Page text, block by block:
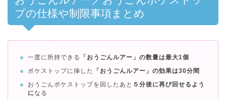
プの仕様や制限事項まとめ
一度に所持できる
「おうごんルアー」の数量は最大1個
ポケストップに挿した
「おうごんルアー」の効果は30分間
おうごんポケストップを回したあと ５分後に再び回せるよう
になる